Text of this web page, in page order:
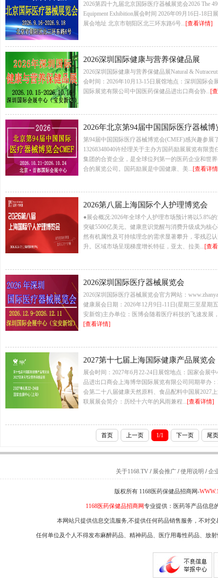
2026第四十九届北京国际医疗器械展览会2026 The
Equipment Exhibition展会时间 2026年09月16日-18
展会地址 北京市朝阳区北三环东路6号...[查看详情]
2026深圳国际健康与营养保健品展
2026深圳国际健康与营养保健品展Natural &
会时间：2026年10月13-15日展馆地点：深圳国际
国际展览有限公司中国医药保健品进出口商会协...[
2026年北京第94届中国国际医疗器械博
第94届中国国际医疗器械博览会(CMEF)感兴趣参展
13268348040许经理关于主办方国药励展展览有限
集团的合资企业，是全球位列第一的医药企业和世
合的展览公司。国药励展是中国健康、美...[查看详
2026第八届上海国际个人护理博览会
●展会概况:2026年全球个人护理市场预计将以5.8%
突破5500亿美元。健康意识觉醒与消费升级成为核
然有机属性及可持续理念的需求显著攀升，零残忍
升。区域市场呈现梯度增长特征，亚太、拉美...[查
2026深圳国际医疗器械展览会
2026深圳国际医疗器械展览会官方网站：
健康展会日期：2026年12月9日-11日(星期三至星期
安新馆)主办单位：医博会随着医疗科技的飞速发展
[查看详情]
2027第十七届上海国际健康产品展览会
展会时间：2027年6月22-24日展馆地点：国家会展
品进出口商会上海博华国际展览有限公司同期举办
会第二十八届健康天然原料、食品配料中国展2027
联展展会简介：历经十六年的风雨兼程...[查看详情]
首页 上一页 1/1 下一页 尾页
关于1168.TV / 展会推广 /使用说明 /企
版权所有 1168医药保健品招商网-
1168医药保健品招商网专业提供：医药等产品信息
本网站只提供信息交流服务,不提供任何药品销售服务，不对
任何单位及个人不得发布麻醉药品、精神药品、医疗用毒性药品、放